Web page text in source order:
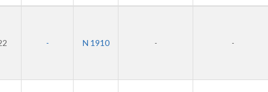
- N 1910 - -